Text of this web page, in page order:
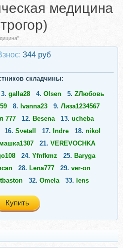
медицина
344 руб
складчины:
3. galla28 4. Olsen 5. ZЛюбовь
8. Ivanna23 9. Лиза1234567
777 12. Besena 13. ucheba
16. Svetall 17. Indre 18. nikol
21. VEREVOCHKA
24. Yfnfkmz 25. Baryga
28. Lena777 29. ver-on
32. Omela 33. lens
Olesya_nes 39.
47.ЕленаТужик 48.ТМА
Купить